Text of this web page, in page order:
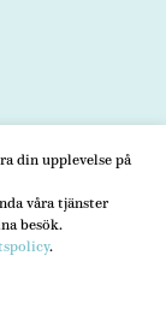
din upplevelse på
våra tjänster
besök.
.